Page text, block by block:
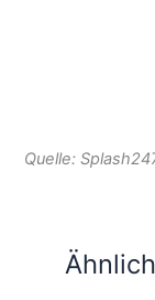
Quelle: